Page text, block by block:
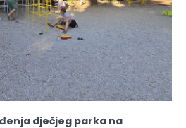
dječjeg parka na